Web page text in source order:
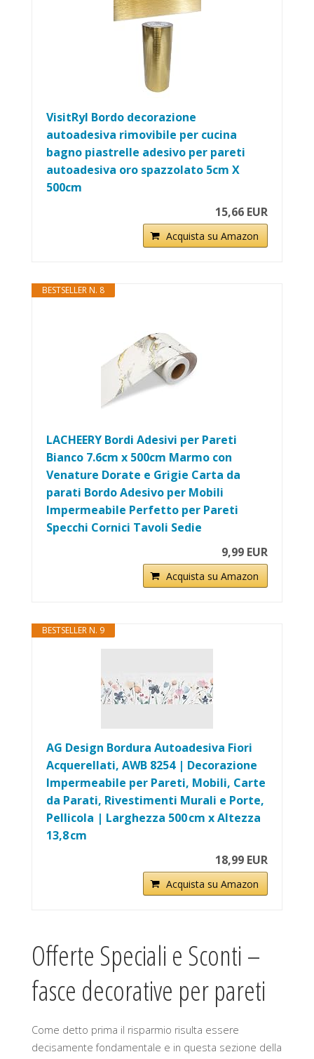
VisitRyl Bordo decorazione
autoadesiva rimovibile per cucina
bagno piastrelle adesivo per pareti
autoadesiva oro spazzolato 5cm X
500cm
15,66 EUR
Acquista su Amazon
BESTSELLER N. 8
LACHEERY Bordi Adesivi per Pareti
Bianco 7.6cm x 500cm Marmo con
Venature Dorate e Grigie Carta da
parati Bordo Adesivo per Mobili
Impermeabile Perfetto per Pareti
Specchi Cornici Tavoli Sedie
9,99 EUR
Acquista su Amazon
BESTSELLER N. 9
AG Design Bordura Autoadesiva Fiori
Acquerellati, AWB 8254 | Decorazione
Impermeabile per Pareti, Mobili, Carte
da Parati, Rivestimenti Murali e Porte,
Pellicola | Larghezza 500 cm x Altezza
13,8 cm
18,99 EUR
Acquista su Amazon
Offerte Speciali e Sconti –
fasce decorative per pareti
Come detto prima il risparmio risulta essere
decisamente fondamentale e in questa sezione della